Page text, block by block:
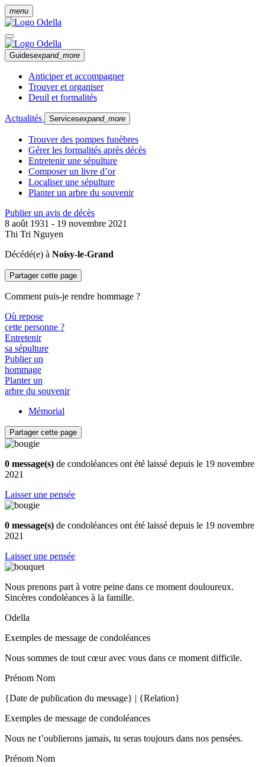
menu
Guidesexpand_more
Anticiper et accompagner
Trouver et organiser
Deuil et formalités
Actualités Servicesexpand_more
Trouver des pompes funèbres
Gérer les formalités après décès
Entretenir une sépulture
Composer un livre d’or
Localiser une sépulture
Planter un arbre du souvenir
Publier un avis de décès
8 août 1931 - 19 novembre 2021
Thi Tri Nguyen
Décédé(e) à Noisy-le-Grand
Partager cette page
Comment puis-je rendre hommage ?
Où repose
cette personne ?
Entretenir
sa sépulture
Publier un
hommage
Planter un
arbre du souvenir
Mémorial
Partager cette page
0 message(s) de condoléances ont été laissé depuis le 19 novembre
2021
Laisser une pensée
0 message(s) de condoléances ont été laissé depuis le 19 novembre
2021
Laisser une pensée
Nous prenons part à votre peine dans ce moment douloureux.
Sincères condoléances à la famille.
Odella
Exemples de message de condoléances
Nous sommes de tout cœur avec vous dans ce moment difficile.
Prénom Nom
{Date de publication du message} | {Relation}
Exemples de message de condoléances
Nous ne t’oublierons jamais, tu seras toujours dans nos pensées.
Prénom Nom